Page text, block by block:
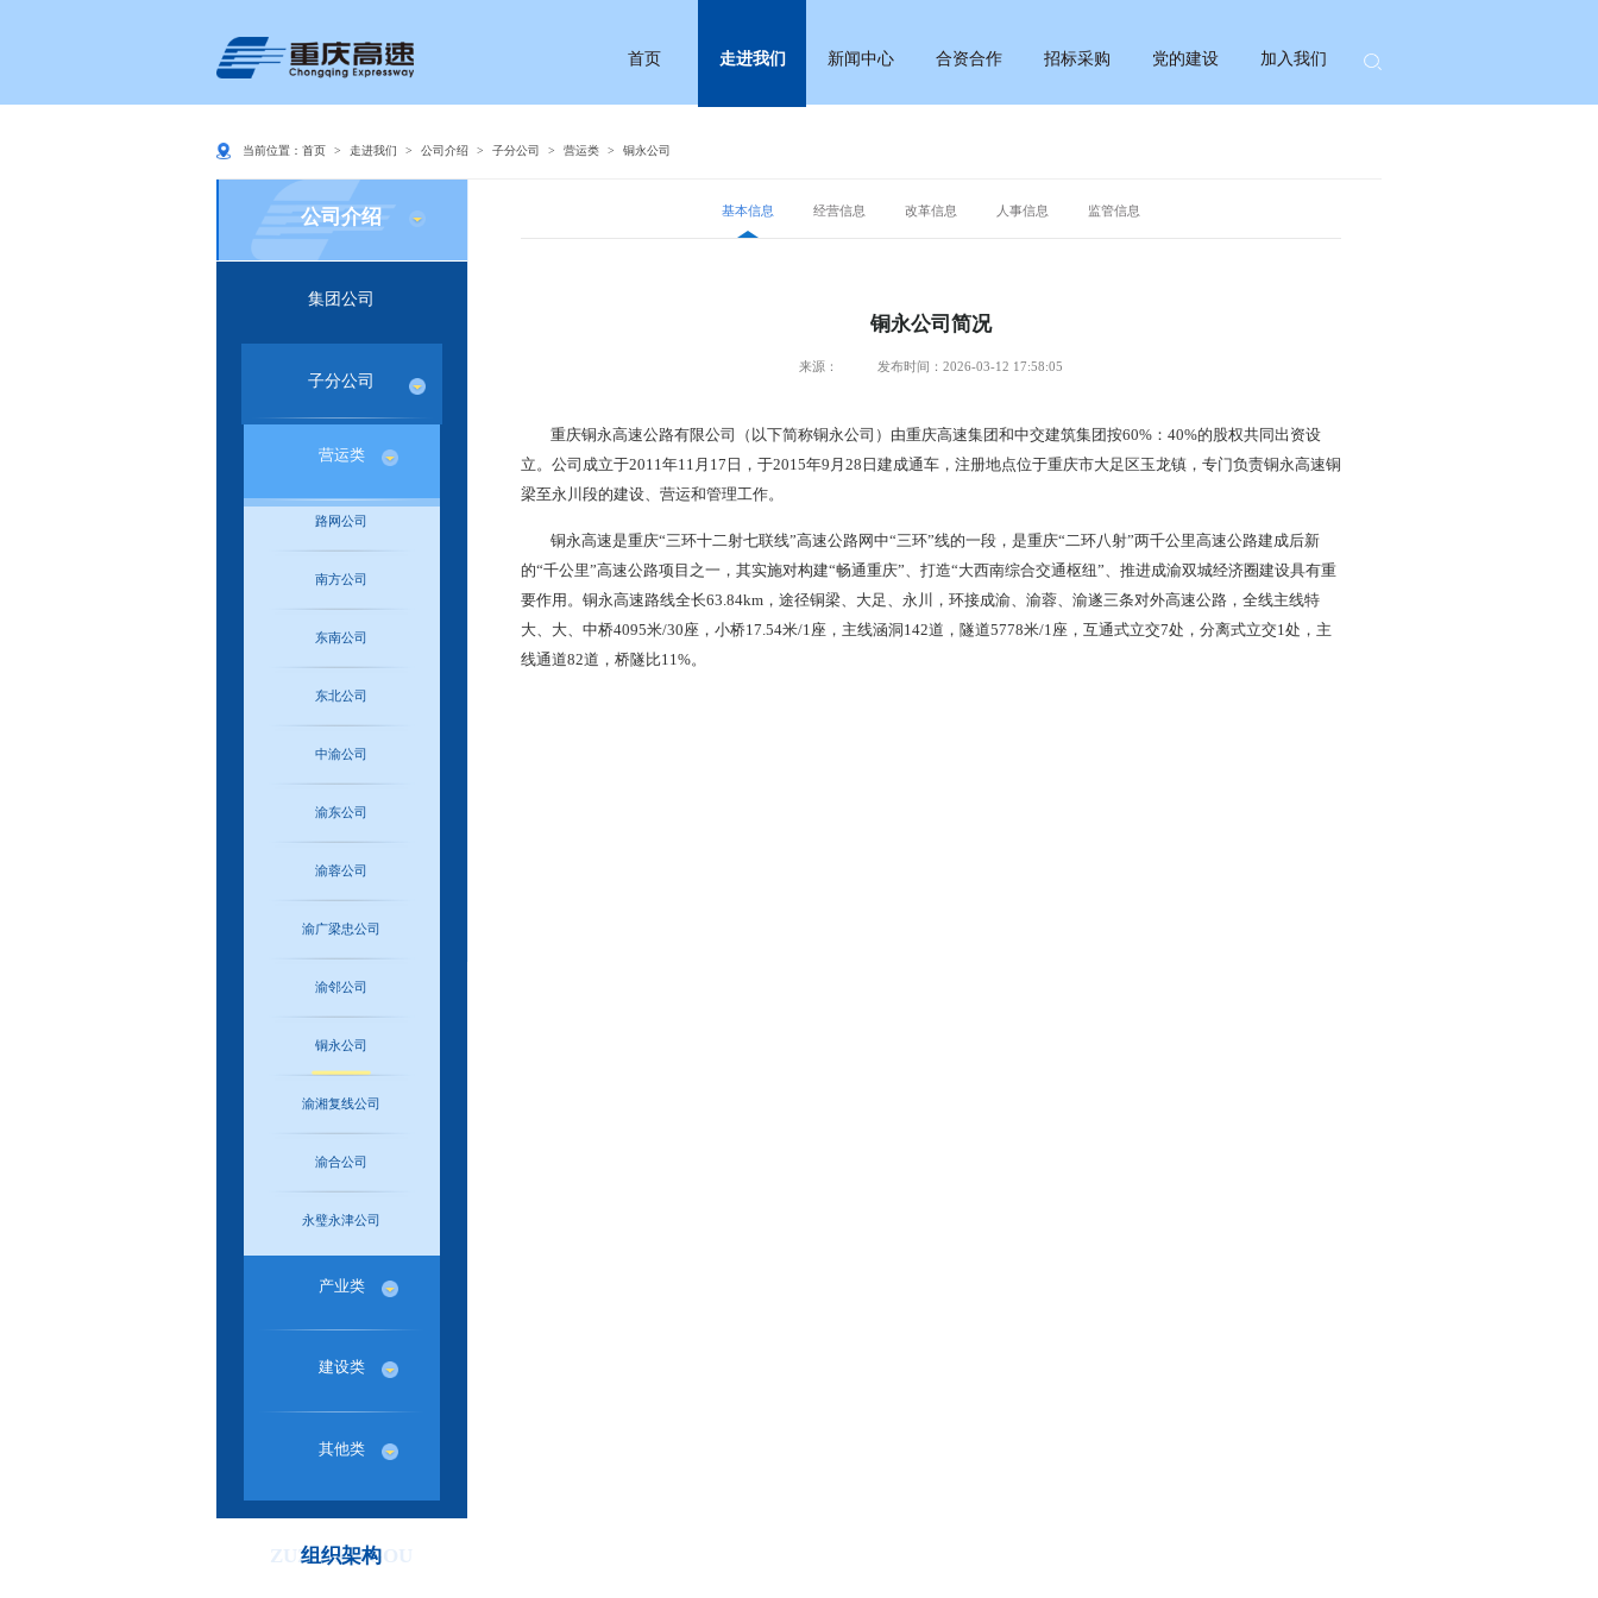
首页 走进我们 新闻中心 合资合作 招标采购 党的建设 加入我们
当前位置： 首页 > 走进我们 > 公司介绍 > 子分公司 > 营运类 > 铜永公司
公司介绍
集团公司
子分公司
营运类
路网公司
南方公司
东南公司
东北公司
中渝公司
渝东公司
渝蓉公司
渝广梁忠公司
渝邻公司
铜永公司
渝湘复线公司
渝合公司
永璧永津公司
产业类
建设类
其他类
组织架构
ZUZHIJIAGOU
基本信息 经营信息 改革信息 人事信息 监管信息
铜永公司简况
来源： 发布时间：2026-03-12 17:58:05
重庆铜永高速公路有限公司（以下简称铜永公司）由重庆高速集团和中交建筑集团按60%：40%的股权共同出资设
立。公司成立于2011年11月17日，于2015年9月28日建成通车，注册地点位于重庆市大足区玉龙镇，专门负责铜永高速铜
梁至永川段的建设、营运和管理工作。
铜永高速是重庆“三环十二射七联线”高速公路网中“三环”线的一段，是重庆“二环八射”两千公里高速公路建成后新
的“千公里”高速公路项目之一，其实施对构建“畅通重庆”、打造“大西南综合交通枢纽”、推进成渝双城经济圈建设具有重
要作用。铜永高速路线全长63.84km，途径铜梁、大足、永川，环接成渝、渝蓉、渝遂三条对外高速公路，全线主线特
大、大、中桥4095米/30座，小桥17.54米/1座，主线涵洞142道，隧道5778米/1座，互通式立交7处，分离式立交1处，主
线通道82道，桥隧比11%。